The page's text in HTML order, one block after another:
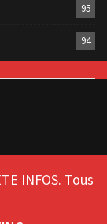
95
94
INFOS. Tous